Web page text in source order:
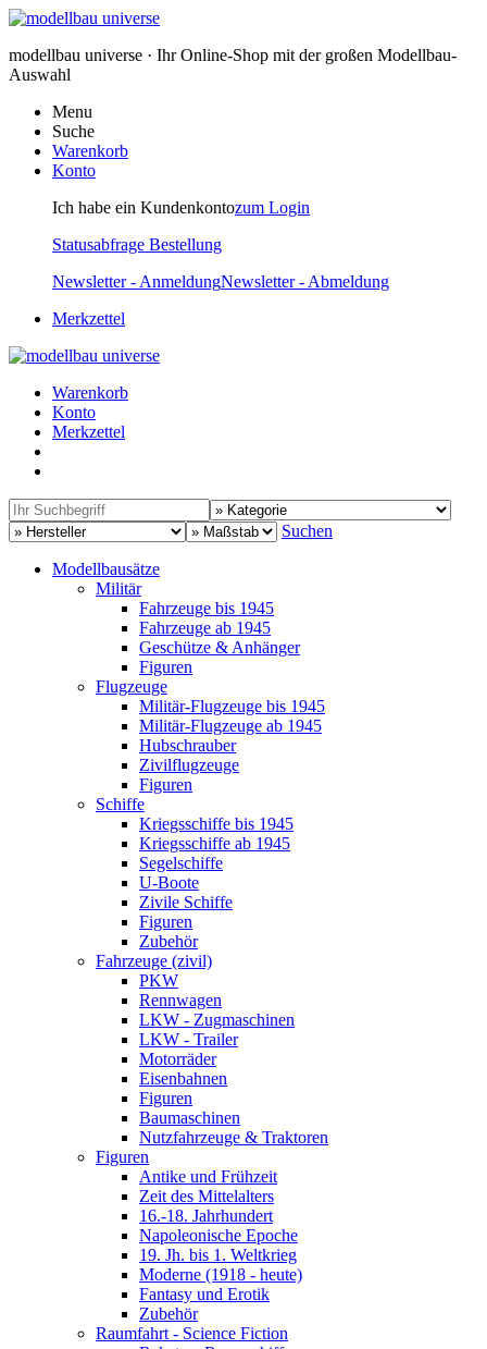
modellbau universe · Ihr Online-Shop mit der großen Modellbau-
Auswahl
Menu
Suche
Warenkorb
Konto
Ich habe ein Kundenkontozum Login
Statusabfrage Bestellung
Newsletter - AnmeldungNewsletter - Abmeldung
Merkzettel
Warenkorb
Konto
Merkzettel
Suchen
Modellbausätze
Militär
Fahrzeuge bis 1945
Fahrzeuge ab 1945
Geschütze & Anhänger
Figuren
Flugzeuge
Militär-Flugzeuge bis 1945
Militär-Flugzeuge ab 1945
Hubschrauber
Zivilflugzeuge
Figuren
Schiffe
Kriegsschiffe bis 1945
Kriegsschiffe ab 1945
Segelschiffe
U-Boote
Zivile Schiffe
Figuren
Zubehör
Fahrzeuge (zivil)
PKW
Rennwagen
LKW - Zugmaschinen
LKW - Trailer
Motorräder
Eisenbahnen
Figuren
Baumaschinen
Nutzfahrzeuge & Traktoren
Figuren
Antike und Frühzeit
Zeit des Mittelalters
16.-18. Jahrhundert
Napoleonische Epoche
19. Jh. bis 1. Weltkrieg
Moderne (1918 - heute)
Fantasy und Erotik
Zubehör
Raumfahrt - Science Fiction